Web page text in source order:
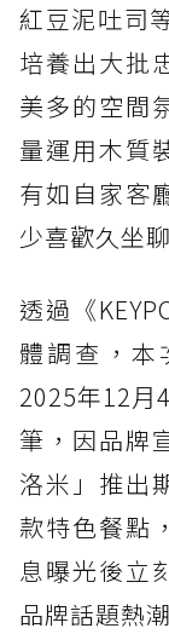
紅豆泥吐司
培養出大批
美多的空間
量運用木質
有如自家客
少喜歡久坐
透過《
體調查，本
2025年12月
筆，因品牌
洛米」推出
款特色餐點
息曝光後立
品牌話題熱